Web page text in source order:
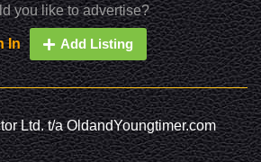
you like to advertise?
In Add Listing
Ltd. t/a OldandYoungtimer.com